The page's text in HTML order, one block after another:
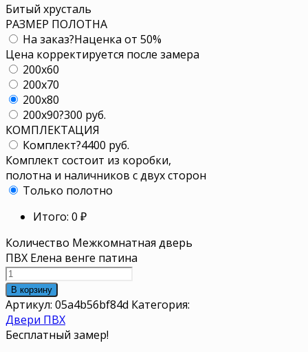
Битый хрусталь
РАЗМЕР ПОЛОТНА
На заказ?Наценка от 50%
Цена корректируется после замера
200x60
200x70
200x80
200x90?300 руб.
КОМПЛЕКТАЦИЯ
Комплект?4400 руб.
Комплект состоит из коробки,
полотна и наличников с двух сторон
Только полотно
Итого: 0 ₽
Количество Межкомнатная дверь
ПВХ Елена венге патина
В корзину
Артикул: 05a4b56bf84d Категория:
Двери ПВХ
Бесплатный замер!